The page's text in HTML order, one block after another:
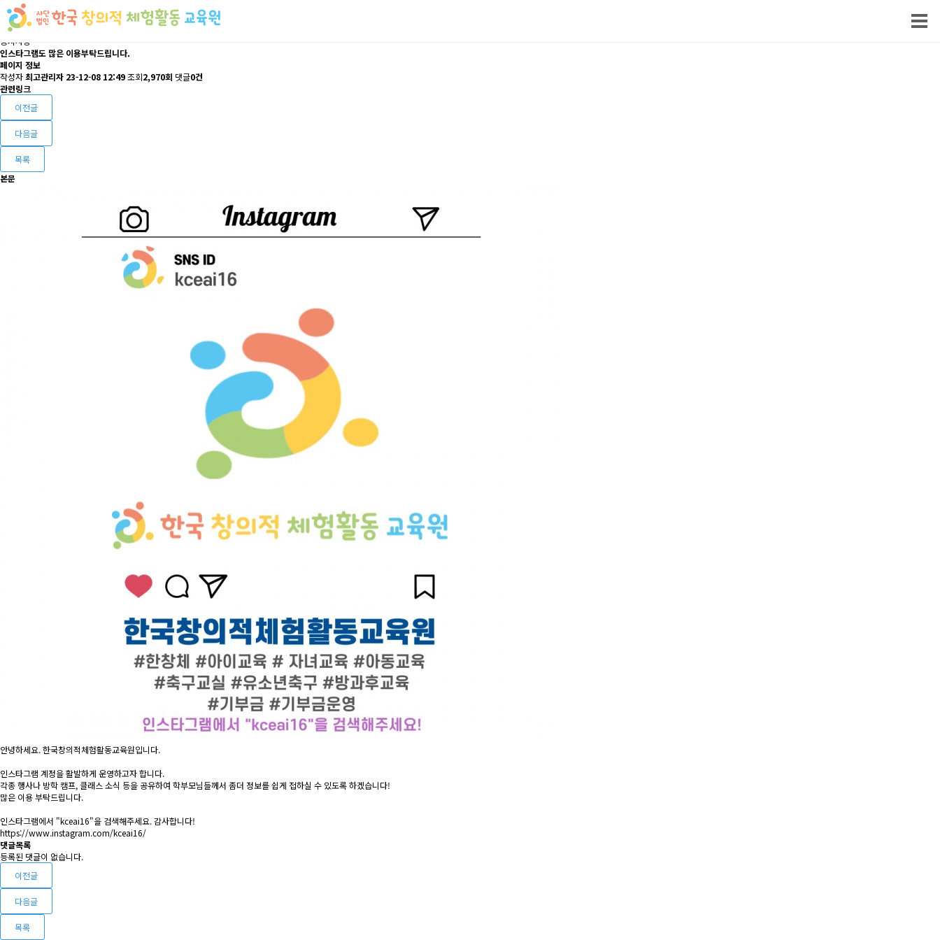
공지사항
인스타그램도 많은 이용부탁드립니다.
페이지 정보
작성자최고관리자 23-12-08 12:49조회2,970회 댓글0건
관련링크
이전글
다음글
목록
본문
안녕하세요. 한국창의적체험활동교육원입니다.
인스타그램 계정을 활발하게 운영하고자 합니다.
각종 행사나 방학 캠프, 클래스 소식 등을 공유하여 학부모님들께서 좀더 정보를 쉽게 접하실 수 있도록 하겠습니다!
많은 이용 부탁드립니다.
인스타그램에서 "kceai16"을 검색해주세요. 감사합니다!
https://www.instagram.com/kceai16/
댓글목록
등록된 댓글이 없습니다.
이전글
다음글
목록